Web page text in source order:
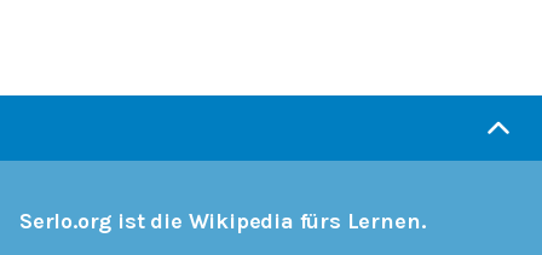
Serlo.org ist die Wikipedia fürs Lernen.